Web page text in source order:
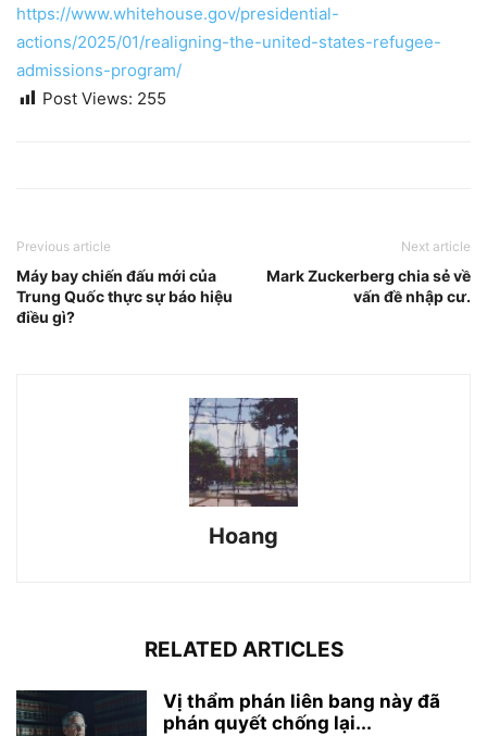
https://www.whitehouse.gov/presidential-
actions/2025/01/realigning-the-united-states-refugee-
admissions-program/
Post Views: 255
Previous article
Máy bay chiến đấu mới của
Trung Quốc thực sự báo hiệu
điều gì?
Next article
Mark Zuckerberg chia sẻ về
vấn đề nhập cư.
Hoang
RELATED ARTICLES
Vị thẩm phán liên bang này đã
phán quyết chống lại...